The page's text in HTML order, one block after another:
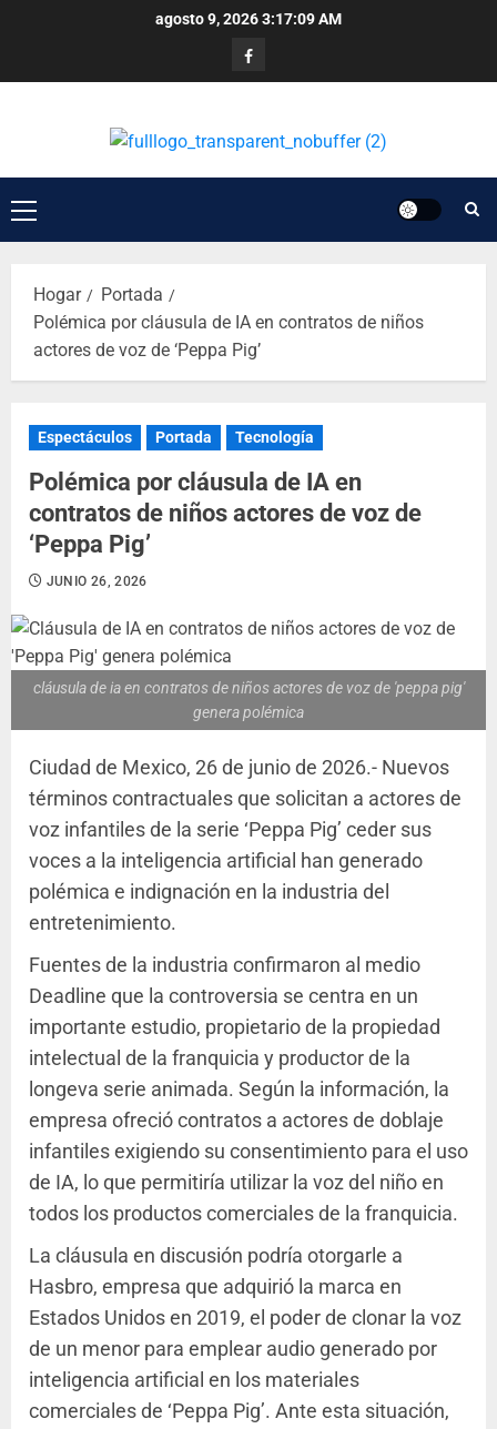
agosto 9, 20263:17:10 AM
Hogar
Portada
Polémica por cláusula de IA en contratos de niños
actores de voz de ‘Peppa Pig’
Espectáculos Portada Tecnología
Polémica por cláusula de IA en
contratos de niños actores de voz de
‘Peppa Pig’
JUNIO 26, 2026
cláusula de ia en contratos de niños actores de voz de 'peppa pig'
genera polémica
Ciudad de Mexico, 26 de junio de 2026.- Nuevos
términos contractuales que solicitan a actores de
voz infantiles de la serie ‘Peppa Pig’ ceder sus
voces a la inteligencia artificial han generado
polémica e indignación en la industria del
entretenimiento.
Fuentes de la industria confirmaron al medio
Deadline que la controversia se centra en un
importante estudio, propietario de la propiedad
intelectual de la franquicia y productor de la
longeva serie animada. Según la información, la
empresa ofreció contratos a actores de doblaje
infantiles exigiendo su consentimiento para el uso
de IA, lo que permitiría utilizar la voz del niño en
todos los productos comerciales de la franquicia.
La cláusula en discusión podría otorgarle a
Hasbro, empresa que adquirió la marca en
Estados Unidos en 2019, el poder de clonar la voz
de un menor para emplear audio generado por
inteligencia artificial en los materiales
comerciales de ‘Peppa Pig’. Ante esta situación,